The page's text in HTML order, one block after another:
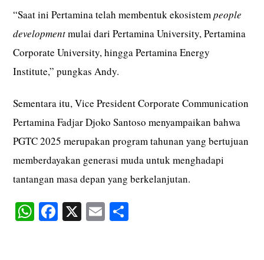
“Saat ini Pertamina telah membentuk ekosistempeople
developmentmulai dari Pertamina University, Pertamina
Corporate University, hingga Pertamina Energy
Institute,” pungkas Andy.
Sementara itu, Vice President Corporate Communication
Pertamina Fadjar Djoko Santoso menyampaikan bahwa
PGTC 2025 merupakan program tahunan yang bertujuan
memberdayakan generasi muda untuk menghadapi
tantangan masa depan yang berkelanjutan.
W Fa X E